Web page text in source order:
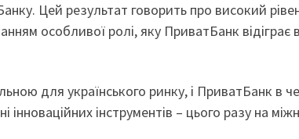
Цей результат говорить про високий
особливої ролі, яку ПриватБанк відіграє в
для українського ринку, і ПриватБанк в
інноваційних інструментів – цього разу на